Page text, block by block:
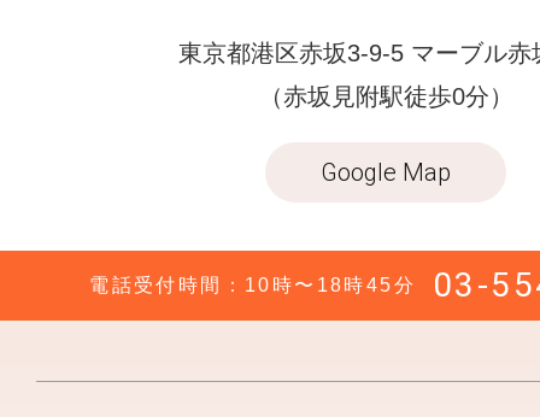
東京都港区赤坂3-9-5 マーブル赤
（赤坂見附駅徒歩0分）
Google Map
電話受付時間：10時〜18時45分 03-